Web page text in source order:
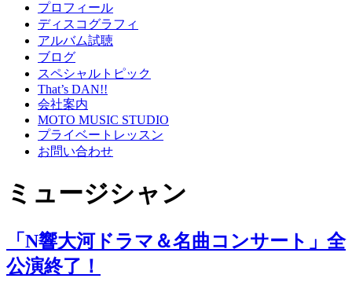
プロフィール
ディスコグラフィ
アルバム試聴
ブログ
スペシャルトピック
That’s DAN!!
会社案内
MOTO MUSIC STUDIO
プライベートレッスン
お問い合わせ
ミュージシャン
「N響大河ドラマ＆名曲コンサート」全
公演終了！